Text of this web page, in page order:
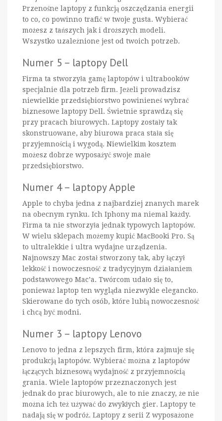
Przenośne laptopy z funkcją oszczędzania energii
to co, co powinno trafić w twoje gusta. Wybierać
możesz z tańszych jak i droższych modeli.
Wszystko uzależnione jest od twoich potrzeb.
Numer 5 – laptopy Dell
Firma ta stworzyła gamę laptopów i ultrabooków
specjalnie dla potrzeb firm. Jeżeli prowadzisz
niewielkie przedsiębiorstwo powinieneś wybrać
biznesowe laptopy Dell. Świetnie sprawdzą się
przy pracach biurowych. Laptopy zostały tak
skonstruowane, aby biurowa praca stała się
przyjemnością i wygodą. Niewielkim kosztem
możesz dobrze wyposażyć swoje małe
przedsiębiorstwo.
Numer 4 – laptopy Apple
Apple to chyba jedna z najbardziej znanych marek
na obecnym rynku. Ich Iphony ma niemal każdy.
Firma ta nie stworzyła jednak typowych laptopów.
W wielu sklepach możemy kupić MacBooki Pro. Są
to ultralekkie i ultra wydajne urządzenia.
Najnowszy Mac został stworzony tak, aby łączył
lekkość i nowoczesność z tradycyjnym działaniem
podstawowego Mac’a. Twórcom udało się to,
ponieważ laptop ten wygląda niezwykle elegancko.
Skierowane do tych osób, które lubią nowoczesność
i chcą być modni.
Numer 3 – laptopy Lenovo
Lenovo to jedna z lepszych firm, która zajmuje się
produkcją laptopów. Wybierać można z laptopów
łączących biznesową wydajność z przyjemnością
grania. Wiele laptopów przeznaczonych jest
jednak do prac biurowych, ale to nie znaczy, że nie
można ich też używać do zwykłych gier. Laptopy te
nadają się w podróż. Laptopy z serii Z wyposażone